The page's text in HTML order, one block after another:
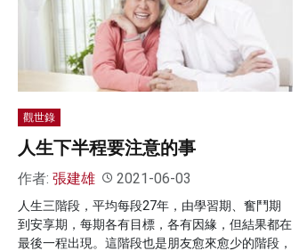
觀世錄
人生下半程要注意的事
作者: 張建雄 2021-06-03
人生三階段，平均每段27年，由學習期、奮鬥期
到安享期，每期各有目標，各有因緣，但結果都在
最後一程出現。這階段也是朋友愈來愈少的階段，